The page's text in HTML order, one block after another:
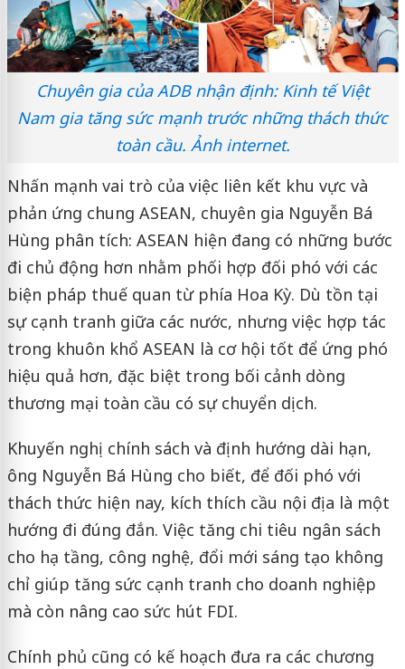
Chuyên gia của ADB nhận định: Kinh tế Việt
Nam gia tăng sức mạnh trước những thách thức
toàn cầu. Ảnh internet.
Nhấn mạnh vai trò của việc liên kết khu vực và
phản ứng chung ASEAN, chuyên gia Nguyễn Bá
Hùng phân tích: ASEAN hiện đang có những bước
đi chủ động hơn nhằm phối hợp đối phó với các
biện pháp thuế quan từ phía Hoa Kỳ. Dù tồn tại
sự cạnh tranh giữa các nước, nhưng việc hợp tác
trong khuôn khổ ASEAN là cơ hội tốt để ứng phó
hiệu quả hơn, đặc biệt trong bối cảnh dòng
thương mại toàn cầu có sự chuyển dịch.
Khuyến nghị chính sách và định hướng dài hạn,
ông Nguyễn Bá Hùng cho biết, để đối phó với
thách thức hiện nay, kích thích cầu nội địa là một
hướng đi đúng đắn. Việc tăng chi tiêu ngân sách
cho hạ tầng, công nghệ, đổi mới sáng tạo không
chỉ giúp tăng sức cạnh tranh cho doanh nghiệp
mà còn nâng cao sức hút FDI.
Chính phủ cũng có kế hoạch đưa ra các chương